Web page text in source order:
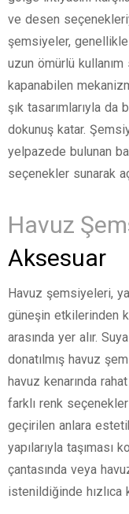
ve desen
şemsiyeler,
uzun ömürlü
kapanabilen
şık tasarımlarıyla
dokunuş katar.
yelpazede bulunan
seçenekler sunarak
Havuz
Aksesuar
Havuz şemsiyeleri,
güneşin etkilerinden
arasında yer alır.
donatılmış havuz
havuz kenarında
farklı renk
geçirilen anlara
yapılarıyla taşıması
çantasında veya
istenildiğinde hızlıca